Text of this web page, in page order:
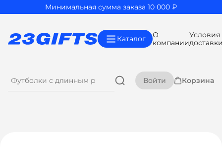
Минимальная сумма заказа 10 000 ₽
Каталог
О
компании
Условия
Войти Корзина